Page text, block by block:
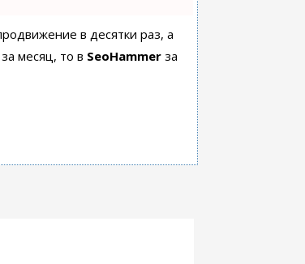
в десятки раз, а
месяц, то в SeoHammer за